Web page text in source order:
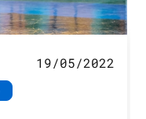
19/05/2022